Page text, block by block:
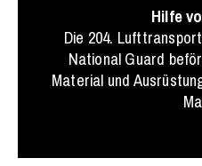
Hilfe
Die 204.
National Guard
Material und